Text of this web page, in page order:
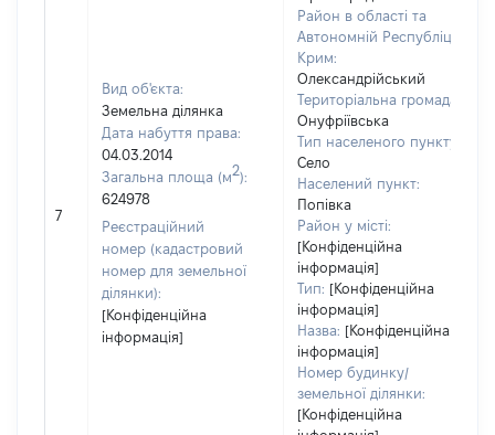
7
Вид об'єкта:
Земельна ділянка
Дата набуття права:
04.03.2014
Загальна площа (м2):
624978
Реєстраційний
номер (кадастровий
номер для земельної
ділянки):
[Конфіденційна
інформація]
Район в області та
Автономній Республіці
Крим:
Олександрійський
Територіальна громада:
Онуфріївська
Тип населеного пункту:
Село
Населений пункт:
Попівка
Район у місті:
[Конфіденційна
інформація]
Тип: [Конфіденційна
інформація]
Назва: [Конфіденційна
інформація]
Номер будинку/
земельної ділянки:
[Конфіденційна